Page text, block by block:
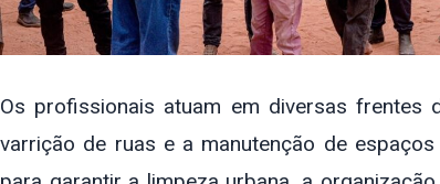
Os profissionais atuam em diversas
varrição de ruas e a manutenção de